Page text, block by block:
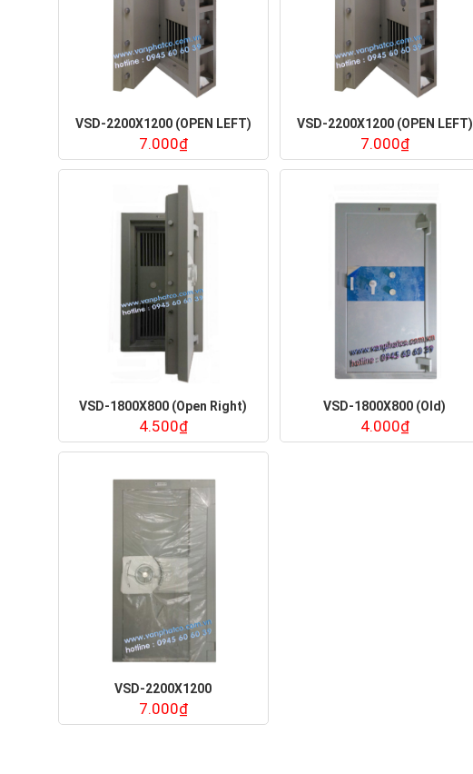
VSD-2200X1200 (OPEN LEFT)
7.000₫
VSD-2200X1200 (OPEN LEFT)
7.000₫
VSD-1800X800 (Open Right)
4.500₫
VSD-1800X800 (Old)
4.000₫
VSD-2200X1200
7.000₫